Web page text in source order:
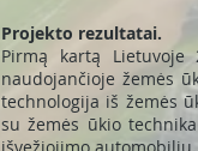
Projekto rezultatai.
Pirmą kartą Lietuvoje
naudojančioje žemės
technologija iš žemės
su žemės ūkio